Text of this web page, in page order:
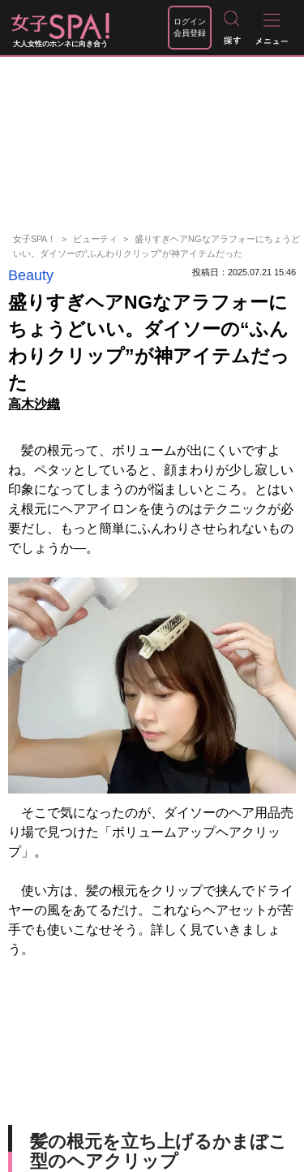
大人女性のホンネに向き合う
ログイン
会員登録
女子SPA！ ビューティ
盛りすぎヘアNGなアラフォーにちょうど
いい。ダイソーの“ふんわりクリップ”が神アイテムだった
Beauty 投稿日：2025.07.21 15:46
盛りすぎヘアNGなアラフォーに
ちょうどいい。ダイソーの“ふん
わりクリップ”が神アイテムだっ
た
高木沙織
髪の根元って、ボリュームが出にくいですよ
ね。ペタッとしていると、顔まわりが少し寂しい
印象になってしまうのが悩ましいところ。とはい
え根元にヘアアイロンを使うのはテクニックが必
要だし、もっと簡単にふんわりさせられないもの
でしょうか―。
そこで気になったのが、ダイソーのヘア用品売
り場で見つけた「ボリュームアップヘアクリッ
プ」。
使い方は、髪の根元をクリップで挟んでドライ
ヤーの風をあてるだけ。これならヘアセットが苦
手でも使いこなせそう。詳しく見ていきましょ
う。
髪の根元を立ち上げるかまぼこ
型のヘアクリップ